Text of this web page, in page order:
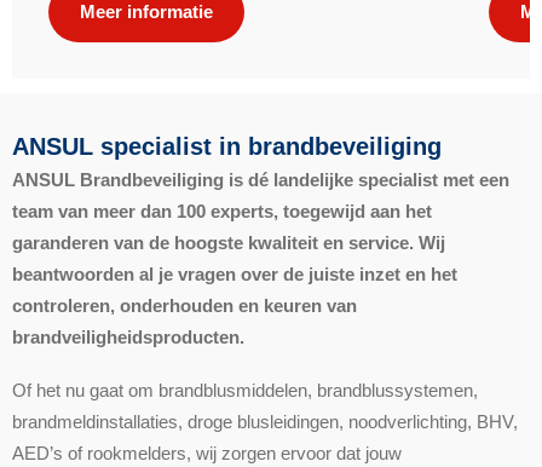
Meer informatie
ANSUL specialist in brandbeveiliging
ANSUL Brandbeveiliging is dé landelijke specialist met een
team van meer dan 100 experts, toegewijd aan het
garanderen van de hoogste kwaliteit en service. Wij
beantwoorden al je vragen over de juiste inzet en het
controleren, onderhouden en keuren van
brandveiligheidsproducten.
Of het nu gaat om brandblusmiddelen, brandblussystemen,
brandmeldinstallaties, droge blusleidingen, noodverlichting, BHV,
AED’s of rookmelders, wij zorgen ervoor dat jouw